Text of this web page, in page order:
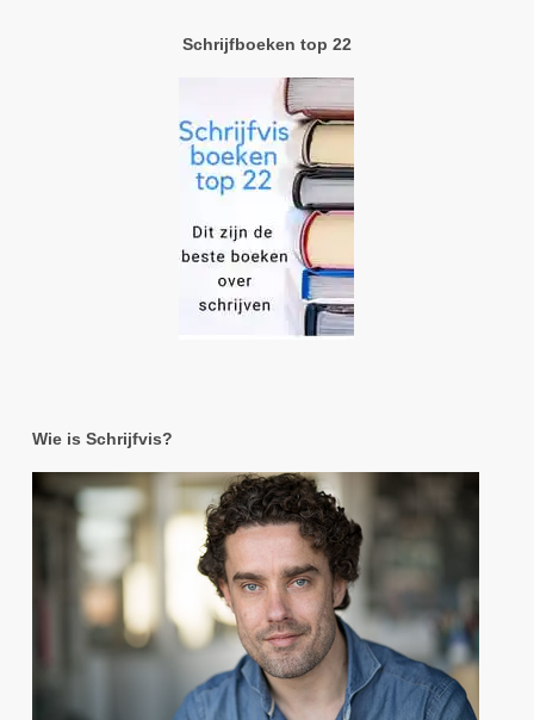
Schrijfboeken top 22
Wie is Schrijfvis?